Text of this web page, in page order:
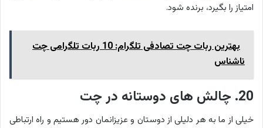
امتیاز را بگیرد، برنده شود.
بهترین ربات چت تصادفی تلگرام: 10 ربات تلگرامی چت
ناشناس
20. چالش های دوستانه در چت
خیلی از ما به هر دلیلی از دوستان و عزیزانمان دور هستیم و راه ارتباطی